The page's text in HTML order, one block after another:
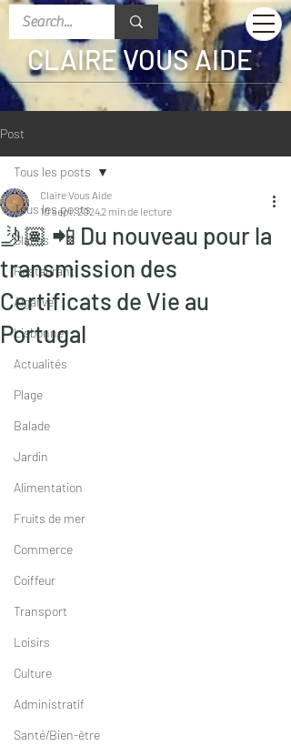
CLAIRE VOUS AIDE
Post
Tous les posts
Glaces
Restaurant
Algarve
Lisbonne
Actualités
Plage
Balade
Jardin
Alimentation
Fruits de mer
Commerce
Coiffeur
Transport
Loisirs
Culture
Administratif
Santé/Bien-être
Tous les posts
🤳🏽 📲 Du nouveau pour la
transmission des
Certificats de Vie au
Portugal
Claire Vous Aide
10 sept. 20242 min de lecture